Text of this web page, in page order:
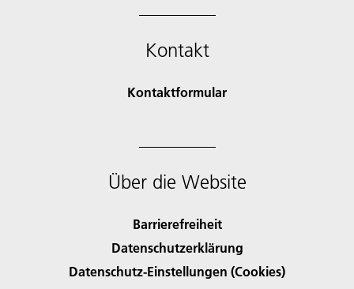
Kontakt
Kontaktformular
Über die Website
Barrierefreiheit
Datenschutzerklärung
Datenschutz-Einstellungen (Cookies)